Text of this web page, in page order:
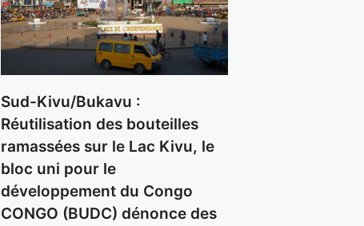
Sud-Kivu/Bukavu :
Réutilisation des bouteilles
ramassées sur le Lac Kivu, le
bloc uni pour le
développement du Congo
CONGO (BUDC) dénonce des